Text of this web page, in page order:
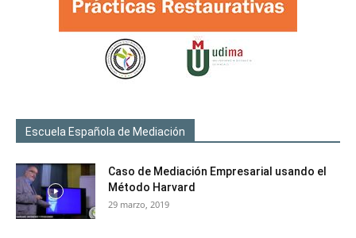
Escuela Española de Mediación
Caso de Mediación Empresarial usando el
Método Harvard
29 marzo, 2019